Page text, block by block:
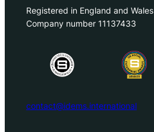
Registered in England and Wales
Company number 11137433
contact@idems.international